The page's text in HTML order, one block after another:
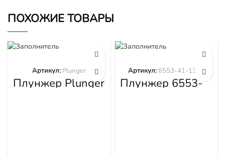
ПОХОЖИЕ ТОВАРЫ
Плунжер Plunger
Артикул: Plunger
Плунжер 6553-
41-1300
Артикул: 6553-41-1300